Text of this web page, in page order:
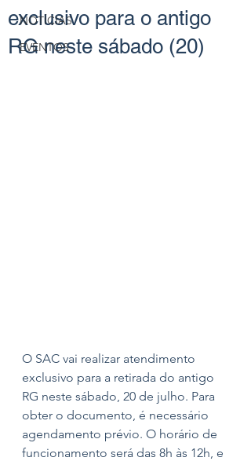
NOTÍCIAS
EVENTOS
exclusivo para o antigo
RG neste sábado (20)
O SAC vai realizar atendimento
exclusivo para a retirada do antigo
RG neste sábado, 20 de julho. Para
obter o documento, é necessário
agendamento prévio. O horário de
funcionamento será das 8h às 12h, e